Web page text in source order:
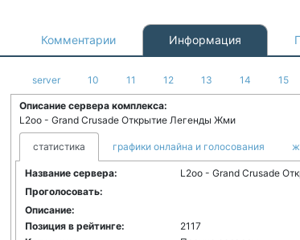
Комментарии Информация
server 10 11 12 13 14 15
Описание сервера комплекса:
L2oo - Grand Crusade Открытие Легенды Жми
статистика графики онлайна и голосования
Название сервера:
L2oo - Grand Crusade
Проголосовать:
Описание:
Позиция в рейтинге:
2117